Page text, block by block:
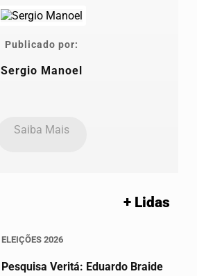
Publicado por:
Sergio Manoel
Saiba Mais
+ Lidas
ELEIÇÕES 2026
Pesquisa Veritá: Eduardo Braide